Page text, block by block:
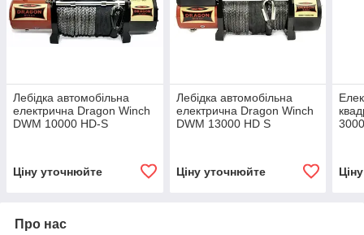
Лебідка автомобільна
електрична Dragon Winch
DWM 10000 HD-S
Ціну уточнюйте
Лебідка автомобільна
електрична Dragon Winch
DWM 13000 HD S
Ціну уточнюйте
Про нас